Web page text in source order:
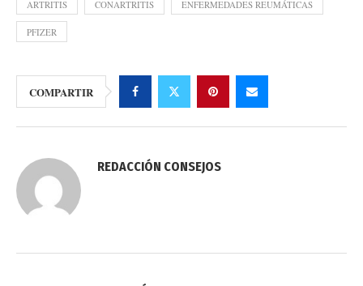
ARTRITIS CONARTRITIS ENFERMEDADES REUMÁTICAS
PFIZER
COMPARTIR
REDACCIÓN CONSEJOS